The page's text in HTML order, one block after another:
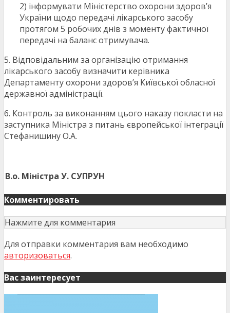
2) інформувати Міністерство охорони здоров’я
України щодо передачі лікарського засобу
протягом 5 робочих днів з моменту фактичної
передачі на баланс отримувача.
5. Відповідальним за організацію отримання
лікарського засобу визначити керівника
Департаменту охорони здоров’я Київської обласної
державної адміністрації.
6. Контроль за виконанням цього наказу покласти на
заступника Міністра з питань європейської інтеграції
Стефанишину О.А.
В.о. Міністра У. СУПРУН
Комментировать
Нажмите для комментария
Для отправки комментария вам необходимо
авторизоваться.
Вас заинтересует